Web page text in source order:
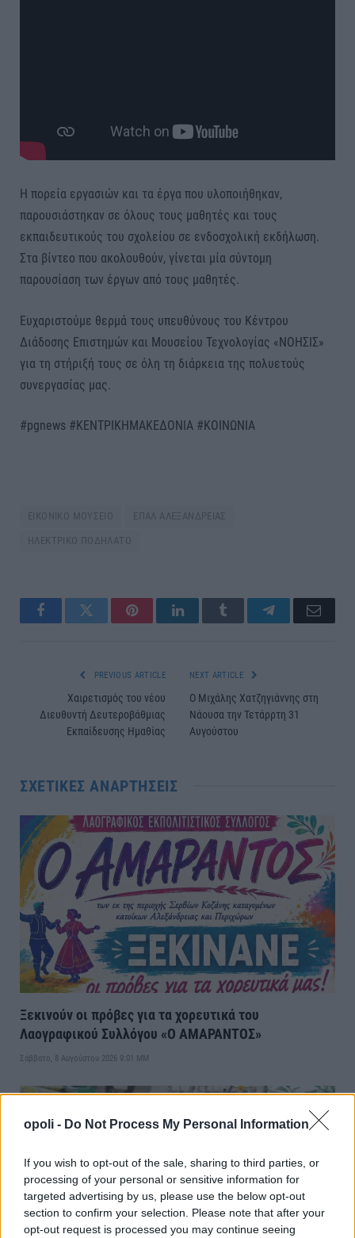
opoli - Do Not Process My Personal Information
If you wish to opt-out of the sale, sharing to third parties, or
processing of your personal or sensitive information for
targeted advertising by us, please use the below opt-out
section to confirm your selection. Please note that after your
opt-out request is processed you may continue seeing
Η πορεία εργασιών και τα έργα που υλοποιήθηκαν,
παρουσιάστηκαν σε όλους τους μαθητές και τους
εκπαιδευτικούς του σχολείου σε ενδοσχολική εκδήλωση.
Στα βίντεο που ακολουθούν, γίνεται μία σύντομη
παρουσίαση των έργων από τους μαθητές.
Ευχαριστούμε θερμά τους υπευθύνους του Κέντρου
Διάδοσης Επιστημών και Μουσείου Τεχνολογίας «ΝΟΗΣΙΣ»
για τη στήριξή τους σε όλη τη διάρκεια της πολυετούς
συνεργασίας μας.
#pgnews #ΚΕΝΤΡΙΚΗΜΑΚΕΔΟΝΙΑ #ΚΟΙΝΩΝΙΑ
ΕΙΚΟΝΙΚΟ ΜΟΥΣΕΙΟ ΕΠΑΛ ΑΛΕΞΑΝΔΡΕΙΑΣ
ΗΛΕΚΤΡΙΚΟ ΠΟΔΗΛΑΤΟ
FacebookTwitter PinterestLinkedInTumblr TelegramEmail
PREVIOUS ARTICLE
Χαιρετισμός του νέου
Διευθυντή Δευτεροβάθμιας
Εκπαίδευσης Ημαθίας
NEXT ARTICLE
Ο Μιχάλης Χατζηγιάννης στη
Νάουσα την Τετάρρτη 31
Αυγούστου
ΣΧΕΤΙΚΈΣ ΑΝΑΡΤΉΣΕΙΣ
Ξεκινούν οι πρόβες για τα χορευτικά του
Λαογραφικού Συλλόγου «Ο ΑΜΑΡΑΝΤΟΣ»
Σάββατο, 8 Αυγούστου 2026 9:01 ΜΜ